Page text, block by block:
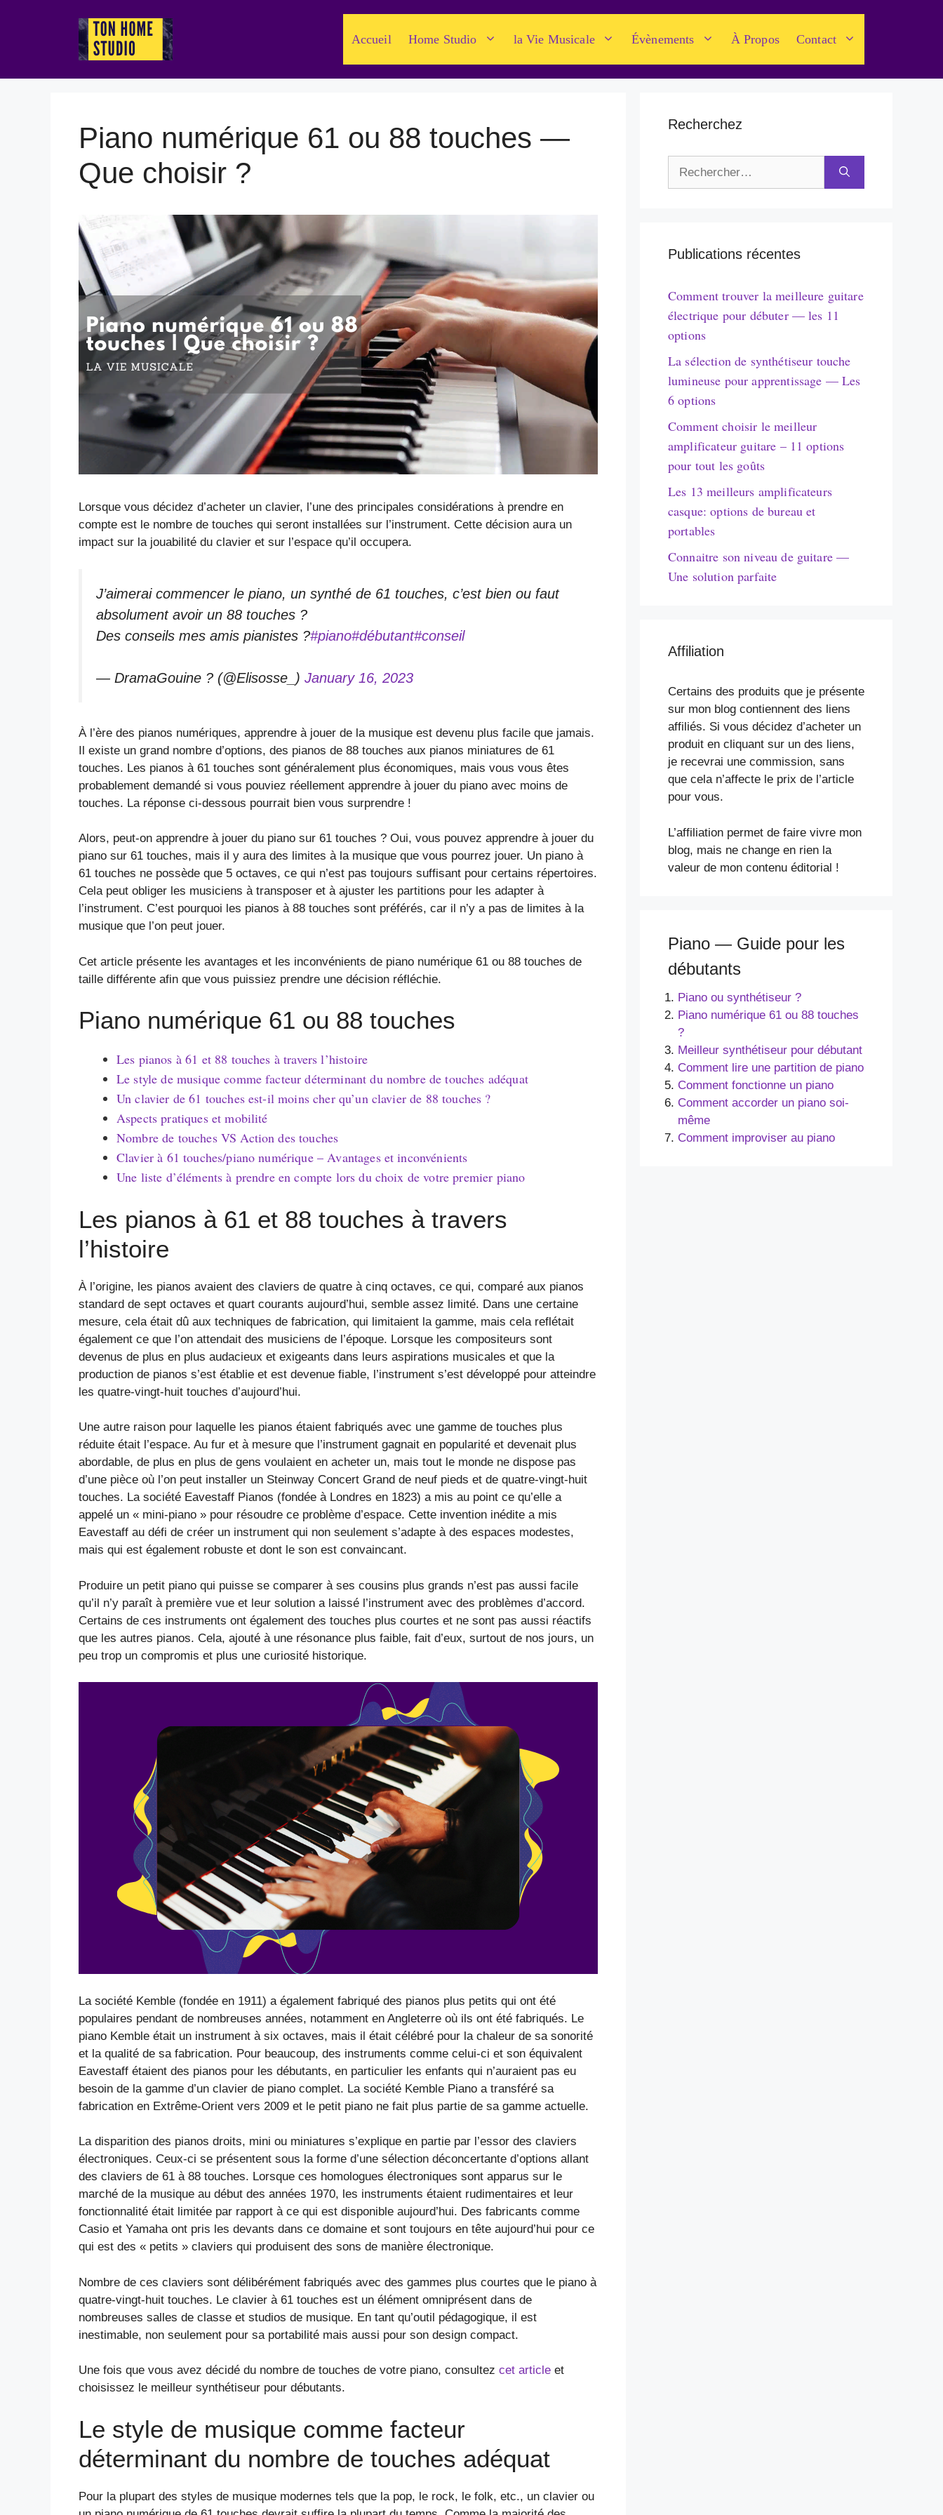
Accueil Home Studio la Vie Musicale Évènements À Propos Contact
Piano numérique 61 ou 88 touches —
Que choisir ?
Lorsque vous décidez d’acheter un clavier, l’une des principales considérations à prendre en
compte est le nombre de touches qui seront installées sur l’instrument. Cette décision aura un
impact sur la jouabilité du clavier et sur l’espace qu’il occupera.
J’aimerai commencer le piano, un synthé de 61 touches, c’est bien ou faut
absolument avoir un 88 touches ?
Des conseils mes amis pianistes ?#piano#débutant#conseil
— DramaGouine ? (@Elisosse_) January 16, 2023
À l’ère des pianos numériques, apprendre à jouer de la musique est devenu plus facile que jamais.
Il existe un grand nombre d’options, des pianos de 88 touches aux pianos miniatures de 61
touches. Les pianos à 61 touches sont généralement plus économiques, mais vous vous êtes
probablement demandé si vous pouviez réellement apprendre à jouer du piano avec moins de
touches. La réponse ci-dessous pourrait bien vous surprendre !
Alors, peut-on apprendre à jouer du piano sur 61 touches ? Oui, vous pouvez apprendre à jouer du
piano sur 61 touches, mais il y aura des limites à la musique que vous pourrez jouer. Un piano à
61 touches ne possède que 5 octaves, ce qui n’est pas toujours suffisant pour certains répertoires.
Cela peut obliger les musiciens à transposer et à ajuster les partitions pour les adapter à
l’instrument. C’est pourquoi les pianos à 88 touches sont préférés, car il n’y a pas de limites à la
musique que l’on peut jouer.
Cet article présente les avantages et les inconvénients de piano numérique 61 ou 88 touches de
taille différente afin que vous puissiez prendre une décision réfléchie.
Piano numérique 61 ou 88 touches
Les pianos à 61 et 88 touches à travers l’histoire
Le style de musique comme facteur déterminant du nombre de touches adéquat
Un clavier de 61 touches est-il moins cher qu’un clavier de 88 touches ?
Aspects pratiques et mobilité
Nombre de touches VS Action des touches
Clavier à 61 touches/piano numérique – Avantages et inconvénients
Une liste d’éléments à prendre en compte lors du choix de votre premier piano
Les pianos à 61 et 88 touches à travers
l’histoire
À l’origine, les pianos avaient des claviers de quatre à cinq octaves, ce qui, comparé aux pianos
standard de sept octaves et quart courants aujourd’hui, semble assez limité. Dans une certaine
mesure, cela était dû aux techniques de fabrication, qui limitaient la gamme, mais cela reflétait
également ce que l’on attendait des musiciens de l’époque. Lorsque les compositeurs sont
devenus de plus en plus audacieux et exigeants dans leurs aspirations musicales et que la
production de pianos s’est établie et est devenue fiable, l’instrument s’est développé pour atteindre
les quatre-vingt-huit touches d’aujourd’hui.
Une autre raison pour laquelle les pianos étaient fabriqués avec une gamme de touches plus
réduite était l’espace. Au fur et à mesure que l’instrument gagnait en popularité et devenait plus
abordable, de plus en plus de gens voulaient en acheter un, mais tout le monde ne dispose pas
d’une pièce où l’on peut installer un Steinway Concert Grand de neuf pieds et de quatre-vingt-huit
touches. La société Eavestaff Pianos (fondée à Londres en 1823) a mis au point ce qu’elle a
appelé un « mini-piano » pour résoudre ce problème d’espace. Cette invention inédite a mis
Eavestaff au défi de créer un instrument qui non seulement s’adapte à des espaces modestes,
mais qui est également robuste et dont le son est convaincant.
Produire un petit piano qui puisse se comparer à ses cousins plus grands n’est pas aussi facile
qu’il n’y paraît à première vue et leur solution a laissé l’instrument avec des problèmes d’accord.
Certains de ces instruments ont également des touches plus courtes et ne sont pas aussi réactifs
que les autres pianos. Cela, ajouté à une résonance plus faible, fait d’eux, surtout de nos jours, un
peu trop un compromis et plus une curiosité historique.
La société Kemble (fondée en 1911) a également fabriqué des pianos plus petits qui ont été
populaires pendant de nombreuses années, notamment en Angleterre où ils ont été fabriqués. Le
piano Kemble était un instrument à six octaves, mais il était célébré pour la chaleur de sa sonorité
et la qualité de sa fabrication. Pour beaucoup, des instruments comme celui-ci et son équivalent
Eavestaff étaient des pianos pour les débutants, en particulier les enfants qui n’auraient pas eu
besoin de la gamme d’un clavier de piano complet. La société Kemble Piano a transféré sa
fabrication en Extrême-Orient vers 2009 et le petit piano ne fait plus partie de sa gamme actuelle.
La disparition des pianos droits, mini ou miniatures s’explique en partie par l’essor des claviers
électroniques. Ceux-ci se présentent sous la forme d’une sélection déconcertante d’options allant
des claviers de 61 à 88 touches. Lorsque ces homologues électroniques sont apparus sur le
marché de la musique au début des années 1970, les instruments étaient rudimentaires et leur
fonctionnalité était limitée par rapport à ce qui est disponible aujourd’hui. Des fabricants comme
Casio et Yamaha ont pris les devants dans ce domaine et sont toujours en tête aujourd’hui pour ce
qui est des « petits » claviers qui produisent des sons de manière électronique.
Nombre de ces claviers sont délibérément fabriqués avec des gammes plus courtes que le piano à
quatre-vingt-huit touches. Le clavier à 61 touches est un élément omniprésent dans de
nombreuses salles de classe et studios de musique. En tant qu’outil pédagogique, il est
inestimable, non seulement pour sa portabilité mais aussi pour son design compact.
Une fois que vous avez décidé du nombre de touches de votre piano, consultez cet article et
choisissez le meilleur synthétiseur pour débutants.
Le style de musique comme facteur
déterminant du nombre de touches adéquat
Pour la plupart des styles de musique modernes tels que la pop, le rock, le folk, etc., un clavier ou
Recherchez
Publications récentes
Comment trouver la meilleure guitare
électrique pour débuter — les 11
options
La sélection de synthétiseur touche
lumineuse pour apprentissage — Les
6 options
Comment choisir le meilleur
amplificateur guitare – 11 options
pour tout les goûts
Les 13 meilleurs amplificateurs
casque: options de bureau et
portables
Connaitre son niveau de guitare —
Une solution parfaite
Affiliation
Certains des produits que je présente
sur mon blog contiennent des liens
affiliés. Si vous décidez d’acheter un
produit en cliquant sur un des liens,
je recevrai une commission, sans
que cela n’affecte le prix de l’article
pour vous.
L’affiliation permet de faire vivre mon
blog, mais ne change en rien la
valeur de mon contenu éditorial !
Piano — Guide pour les
débutants
Piano ou synthétiseur ?
Piano numérique 61 ou 88 touches
?
Meilleur synthétiseur pour débutant
Comment lire une partition de piano
Comment fonctionne un piano
Comment accorder un piano soi-
même
Comment improviser au piano